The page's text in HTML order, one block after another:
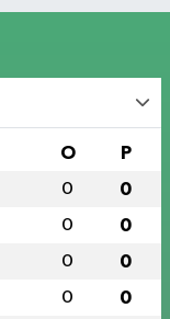
O P
0 0
0 0
0 0
0 0